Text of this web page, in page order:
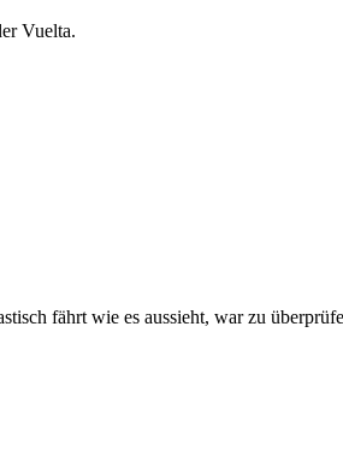
Vuelta.
fährt wie es aussieht, war zu